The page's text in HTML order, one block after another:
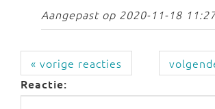
Aangepast op 2020-11-18
« vorige reacties
Reactie: